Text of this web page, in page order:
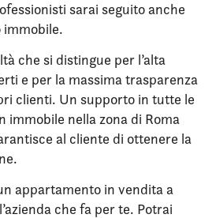
sarai seguito anche
immobile.
che si distingue per l’alta
e per la massima trasparenza
clienti. Un supporto in tutte le
immobile nella zona di Roma
al cliente di ottenere la
appartamento in vendita a
che fa per te. Potrai